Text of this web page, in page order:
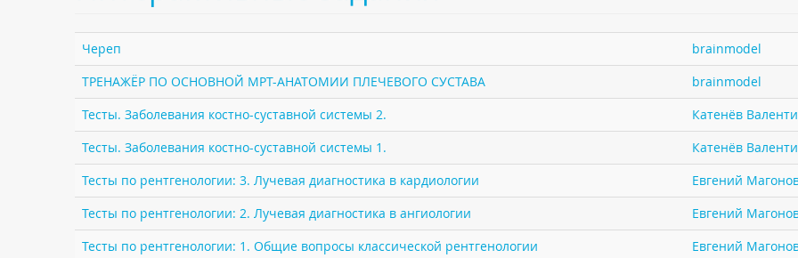
Череп
brainmodel
ТРЕНАЖЁР ПО ОСНОВНОЙ МРТ-АНАТОМИИ ПЛЕЧЕВОГО СУСТАВА
brainmodel
Тесты. Заболевания костно-суставной системы 2.
Катенёв
Тесты. Заболевания костно-суставной системы 1.
Катенёв
Тесты по рентгенологии: 3. Лучевая диагностика в кардиологии
Евгений
Тесты по рентгенологии: 2. Лучевая диагностика в ангиологии
Евгений
Тесты по рентгенологии: 1. Общие вопросы классической рентгенологии
Евгений